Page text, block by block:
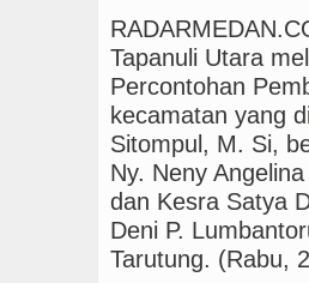
Tapanuli Utara
Percontohan
kecamatan yang
Sitompul, M. Si,
Ny. Neny
dan Kesra Satya
Deni P.
Tarutung. (Rabu,